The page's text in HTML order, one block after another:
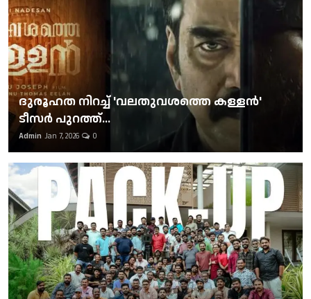
ദുരൂഹത നിറച്ച് 'വലതുവശത്തെ കള്ളന്‍'
ടീസര്‍ പുറത്ത്...
Admin Jan 7, 2026 0